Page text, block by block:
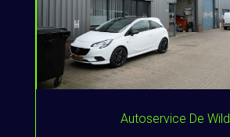
Autoservice De Wild